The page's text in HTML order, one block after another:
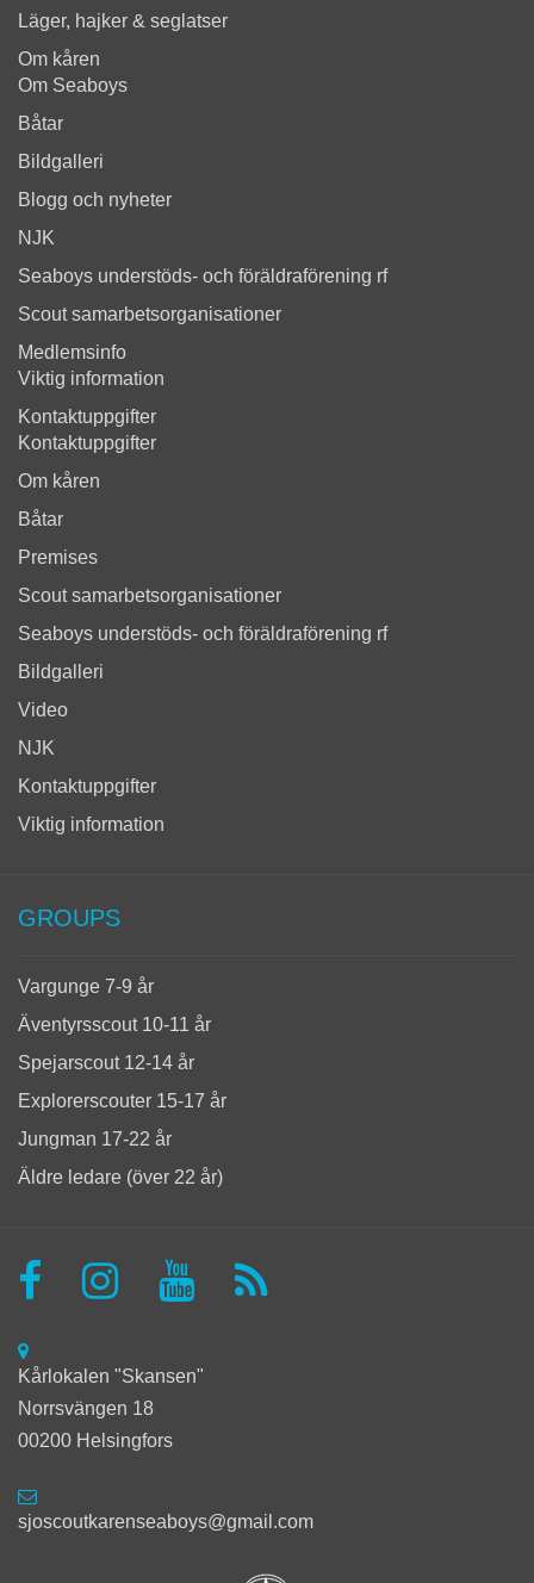
Läger, hajker & seglatser
Om kåren
Om Seaboys
Båtar
Bildgalleri
Blogg och nyheter
NJK
Seaboys understöds- och föräldraförening rf
Scout samarbetsorganisationer
Medlemsinfo
Viktig information
Kontaktuppgifter
Kontaktuppgifter
Om kåren
Båtar
Premises
Scout samarbetsorganisationer
Seaboys understöds- och föräldraförening rf
Bildgalleri
Video
NJK
Kontaktuppgifter
Viktig information
GROUPS
Vargunge 7-9 år
Äventyrsscout 10-11 år
Spejarscout 12-14 år
Explorerscouter 15-17 år
Jungman 17-22 år
Äldre ledare (över 22 år)
Kårlokalen "Skansen"
Norrsvängen 18
00200 Helsingfors
sjoscoutkarenseaboys@gmail.com